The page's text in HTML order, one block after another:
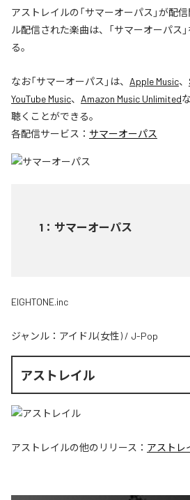
アストレイルの「サマーオーパス」が配
ル配信された楽曲は、「サマーオーパス
る。
なお「サマーオーパス 」は、 Apple Music、
YouTube Music、 Amazon Music Unlimited
聴くことができる。
各配信サービス： サマーオーパス
1 ： サマーオーパス
EIGHTONE.inc
ジャンル： アイドル(女性) / J-Pop
アストレイル
アストレイルの他のリリース： アストレ